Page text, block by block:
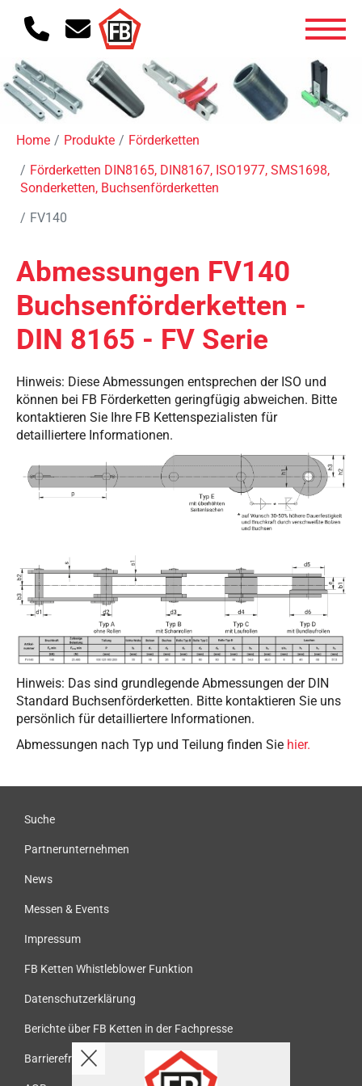
Home Produkte
Förderketten
Förderketten DIN8165, DIN8167, ISO1977, SMS1698,
Sonderketten, Buchsenförderketten
FV140
Abmessungen FV140
Buchsenförderketten -
DIN 8165 - FV Serie
Hinweis: Diese Abmessungen entsprechen der ISO und
können bei FB Förderketten geringfügig abweichen. Bitte
kontaktieren Sie Ihre FB Kettenspezialisten für
detailliertere Informationen.
Hinweis: Das sind grundlegende Abmessungen der DIN
Standard Buchsenförderketten. Bitte kontaktieren Sie uns
persönlich für detailliertere Informationen.
Abmessungen nach Typ und Teilung finden Sie hier.
Suche
Partnerunternehmen
News
Messen & Events
Impressum
FB Ketten Whistleblower Funktion
Datenschutzerklärung
Berichte über FB Ketten in der Fachpresse
Barrierefreiheit